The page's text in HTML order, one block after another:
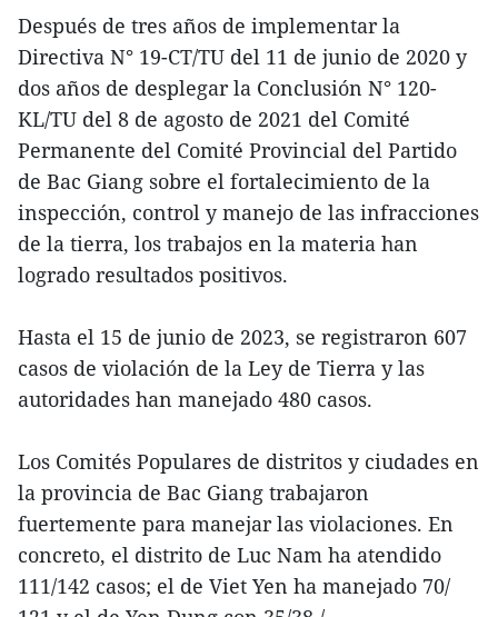
Después de tres años de implementar la
Directiva N° 19-CT/TU del 11 de junio de 2020 y
dos años de desplegar la Conclusión N° 120-
KL/TU del 8 de agosto de 2021 del Comité
Permanente del Comité Provincial del Partido
de Bac Giang sobre el fortalecimiento de la
inspección, control y manejo de las infracciones
de la tierra, los trabajos en la materia han
logrado resultados positivos.
Hasta el 15 de junio de 2023, se registraron 607
casos de violación de la Ley de Tierra y las
autoridades han manejado 480 casos.
Los Comités Populares de distritos y ciudades en
la provincia de Bac Giang trabajaron
fuertemente para manejar las violaciones. En
concreto, el distrito de Luc Nam ha atendido
111/142 casos; el de Viet Yen ha manejado 70/